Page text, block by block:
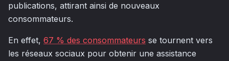
publications, attirant ainsi de nouveaux
consommateurs.
En effet, 67 % des consommateurs se tournent vers
les réseaux sociaux pour obtenir une assistance